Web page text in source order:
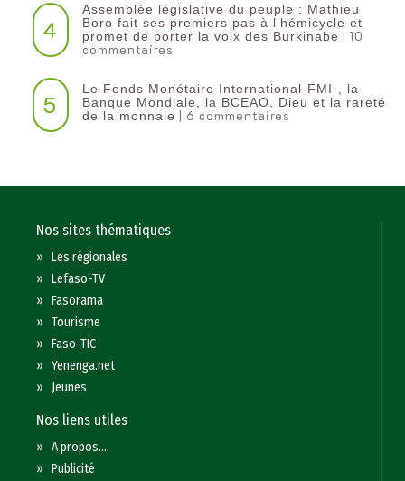
4
Assemblée législative du peuple : Mathieu
Boro fait ses premiers pas à l’hémicycle et
promet de porter la voix des Burkinabè | 10
commentaires
5
Le Fonds Monétaire International-FMI-, la
Banque Mondiale, la BCEAO, Dieu et la rareté
de la monnaie | 6 commentaires
Nos sites thématiques
»Les régionales
»Lefaso-TV
»Fasorama
»Tourisme
»Faso-TIC
»Yenenga.net
» Jeunes
Nos liens utiles
»A propos...
»Publicité